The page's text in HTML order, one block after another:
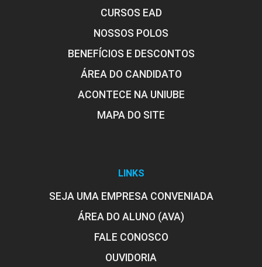
CURSOS EAD
NOSSOS POLOS
BENEFÍCIOS E DESCONTOS
ÁREA DO CANDIDATO
ACONTECE NA UNIUBE
MAPA DO SITE
LINKS
SEJA UMA EMPRESA CONVENIADA
ÁREA DO ALUNO (AVA)
FALE CONOSCO
OUVIDORIA